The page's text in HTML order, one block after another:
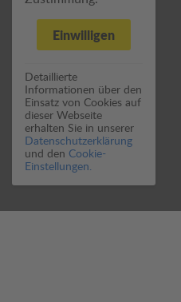
Einwilligen
Detaillierte
Informationen über den
Einsatz von Cookies auf
dieser Webseite
erhalten Sie in unserer
Datenschutzerklärung
und den Cookie-
Einstellungen.